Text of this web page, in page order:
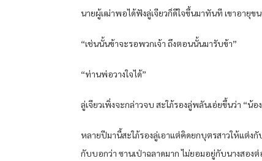
นายผู้เฒ่าพอได้ฟังลู่เจียวก็ดีใจขึ้นมาทันที เขาอายุขน
“เช่นนั้นข้าจะรอพวกเจ้า ถึงตอนนั้นมารับข้า”
“ท่านพ่อวางใจได้”
ลู่เจียวเพิ่งจะกล่าวจบ สะใภ้รองลู่พลันเอ่ยขึ้นว่า “น้
หลายปีมานี้สะใภ้รองลู่เอาแต่คิดยกบุตรสาวให้แต่งกั
กับบอกว่า ซานเป่าฉลาดมาก ไม่ยอมอยู่กับนางสองต่